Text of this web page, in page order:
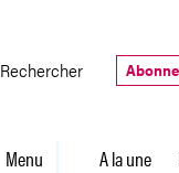
Rechercher
Menu A la une